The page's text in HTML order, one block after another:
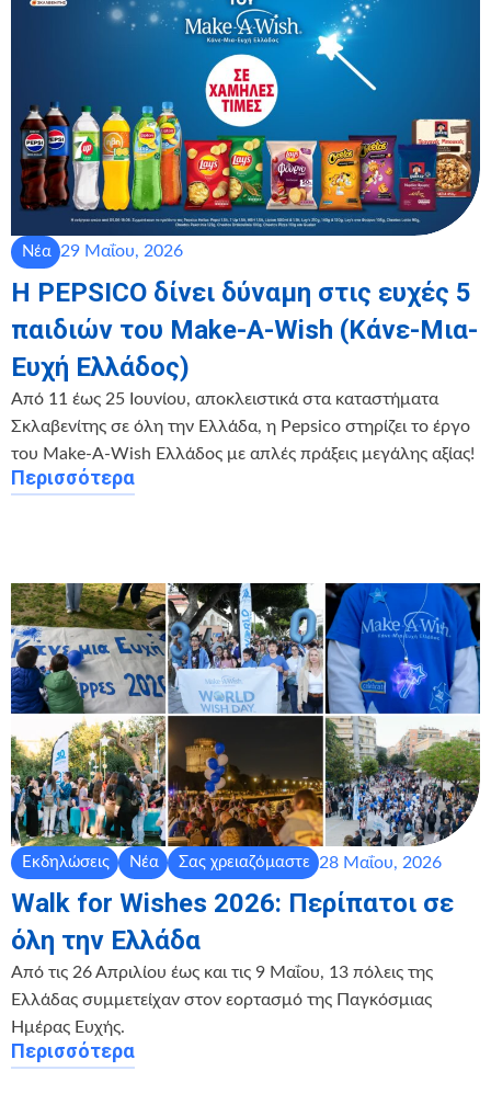
Νέα 29 Μαΐου, 2026
Η PEPSICO δίνει δύναμη στις ευχές 5
παιδιών του Make-A-Wish (Κάνε-Μια-
Ευχή Ελλάδος)
Από 11 έως 25 Ιουνίου, αποκλειστικά στα καταστήματα
Σκλαβενίτης σε όλη την Ελλάδα, η Pepsico στηρίζει το έργο
του Make-A-Wish Ελλάδος με απλές πράξεις μεγάλης αξίας!
Περισσότερα
Εκδηλώσεις Νέα Σας χρειαζόμαστε 28 Μαΐου, 2026
Walk for Wishes 2026: Περίπατοι σε
όλη την Ελλάδα
Από τις 26 Απριλίου έως και τις 9 Μαΐου, 13 πόλεις της
Ελλάδας συμμετείχαν στον εορτασμό της Παγκόσμιας
Ημέρας Ευχής.
Περισσότερα